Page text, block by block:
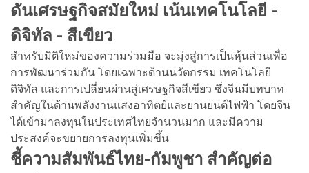
ดันเศรษฐกิจสมัยใหม่ เน้นเทคโนโลยี -
ดิจิทัล - สีเขียว
สำหรับมิติใหม่ของความร่วมมือ จะมุ่งสู่การเป็นหุ้นส่วนเพื่อ
การพัฒนาร่วมกัน โดยเฉพาะด้านนวัตกรรม เทคโนโลยี
ดิจิทัล และการเปลี่ยนผ่านสู่เศรษฐกิจสีเขียว ซึ่งจีนมีบทบาท
สำคัญในด้านพลังงานแสงอาทิตย์และยานยนต์ไฟฟ้า โดยจีน
ได้เข้ามาลงทุนในประเทศไทยจำนวนมาก และมีความ
ประสงค์จะขยายการลงทุนเพิ่มขึ้น
ชี้ความสัมพันธ์ไทย-กัมพูชา สำคัญต่อ